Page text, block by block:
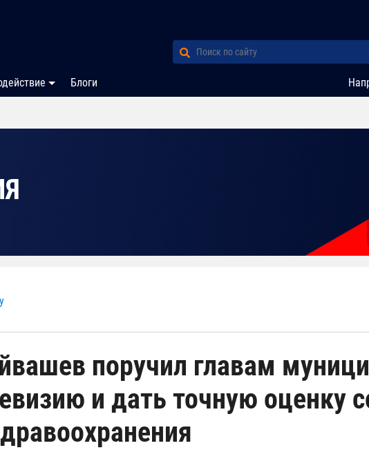
Блоги
поручил главам
и дать точную оценку